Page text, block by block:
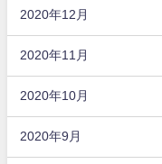
2020年12月
2020年11月
2020年10月
2020年9月